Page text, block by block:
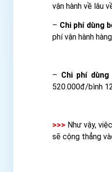
vận hành về lâu
– Chi phí dùng
phí vận hành
– Chi phí
520.000đ/bình
>>> Như vậy,
sẽ cộng thẳng